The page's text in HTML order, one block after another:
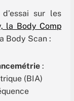
sur les
la Body Comp
Body Scan :
:
(BIA)